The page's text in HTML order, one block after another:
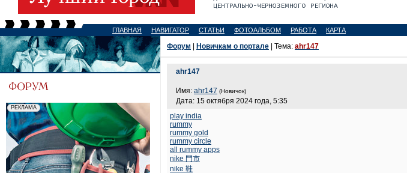
ГЛАВНАЯ НАВИГАТОР СТАТЬИ ФОТОАЛЬБОМ РАБОТА КАРТА
Форум Новичкам о портале | Тема: ahr147
ahr147
Имя: ahr147 (Новичок)
Дата: 15 октября 2024 года, 5:35
play india
rummy
rummy gold
rummy circle
all rummy apps
nike 門市
nike 鞋